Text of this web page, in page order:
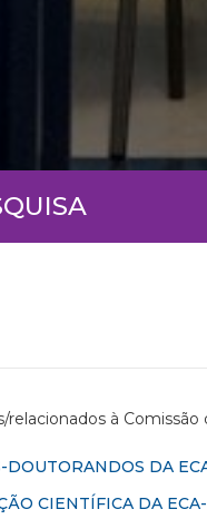
à Comissão
DA
CIENTÍFICA DA